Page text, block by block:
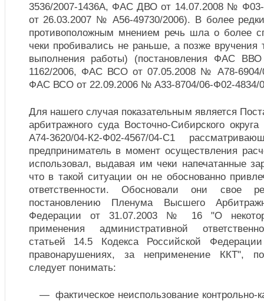
3536/2007-1436А, ФАС ДВО от 14.07.2008 №
от 26.03.2007 № А56-49730/2006). В более
противоположным мнением речь шла о более
чеки пробивались не раньше, а позже вручения
выполнения работы) (постановления ФАС
1162/2006, ФАС ВСО от 07.05.2008 № А78-6904/
ФАС ВСО от 22.09.2006 № А33-8704/06-Ф02-4834/
Для нашего случая показательным является
арбитражного суда Восточно-Сибирского
А74-3620/04-К2-Ф02-4567/04-С1
предприниматель в момент осуществления
использовал, выдавая им чеки напечатанные
что в такой ситуации он не обоснованно
ответственности. Обосновали они свое
постановлению Пленума Высшего
Федерации от 31.07.2003 № 16 "О
применения административной
статьей 14.5 Кодекса Российской
правонарушениях, за неприменение ККТ",
следует понимать:
фактическое неиспользование контрольно-